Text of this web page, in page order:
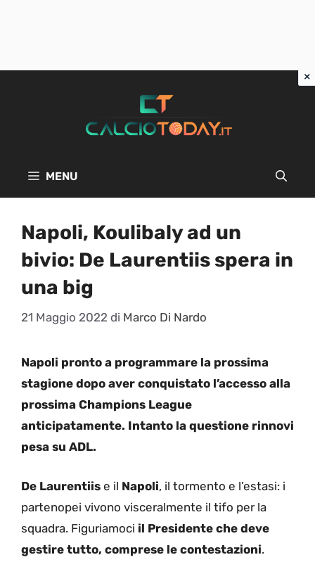
MENU
Napoli, Koulibaly ad un
bivio: De Laurentiis spera in
una big
21 Maggio 2022 di Marco Di Nardo
Napoli pronto a programmare la prossima
stagione dopo aver conquistato l’accesso alla
prossima Champions League
anticipatamente. Intanto la questione rinnovi
pesa su ADL.
De Laurentiis e il Napoli, il tormento e l’estasi: i
partenopei vivono visceralmente il tifo per la
squadra. Figuriamoci il Presidente che deve
gestire tutto, comprese le contestazioni.